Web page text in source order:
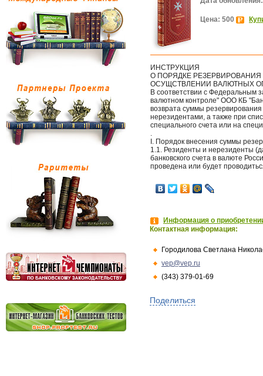
Цена: 500
ИНСТРУКЦИЯ
О ПОРЯДКЕ
ОСУЩСТВЛЕНИИ ВАЛЮТНЫХ
В соответствии с Федеральным
валютном контроле" ООО КБ
возврата суммы
нерезидентами, а также при
специального счета или на
.
I. Порядок внесения суммы
1.1. Резиденты и нерезиденты
банковского счета в валюте
проведена или будет
Информация о
Контактная информация:
Городилова Светлана
vep@vep.ru
(343) 379-01-69
Поделиться